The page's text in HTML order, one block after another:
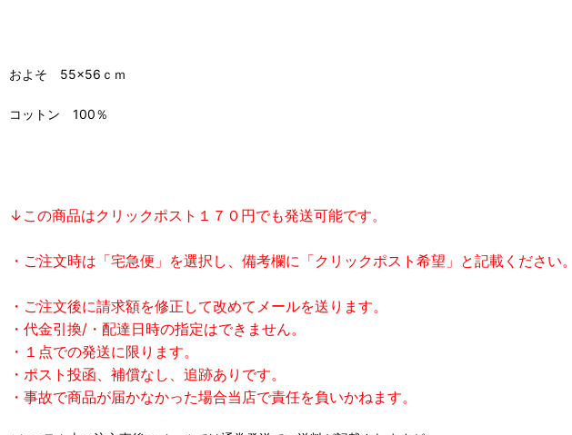
およそ 55×56ｃｍ
コットン 100％
↓この商品はクリックポスト１７０円でも発送可能です。
・ご注文時は「宅急便」を選択し、備考欄に「クリックポスト希望」と記載ください。
・ご注文後に請求額を修正して改めてメールを送ります。
・代金引換/・配達日時の指定はできません。
・１点での発送に限ります。
・ポスト投函、補償なし、追跡ありです。
・事故で商品が届かなかった場合当店で責任を負いかねます。